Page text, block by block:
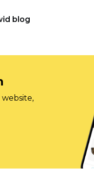
blog